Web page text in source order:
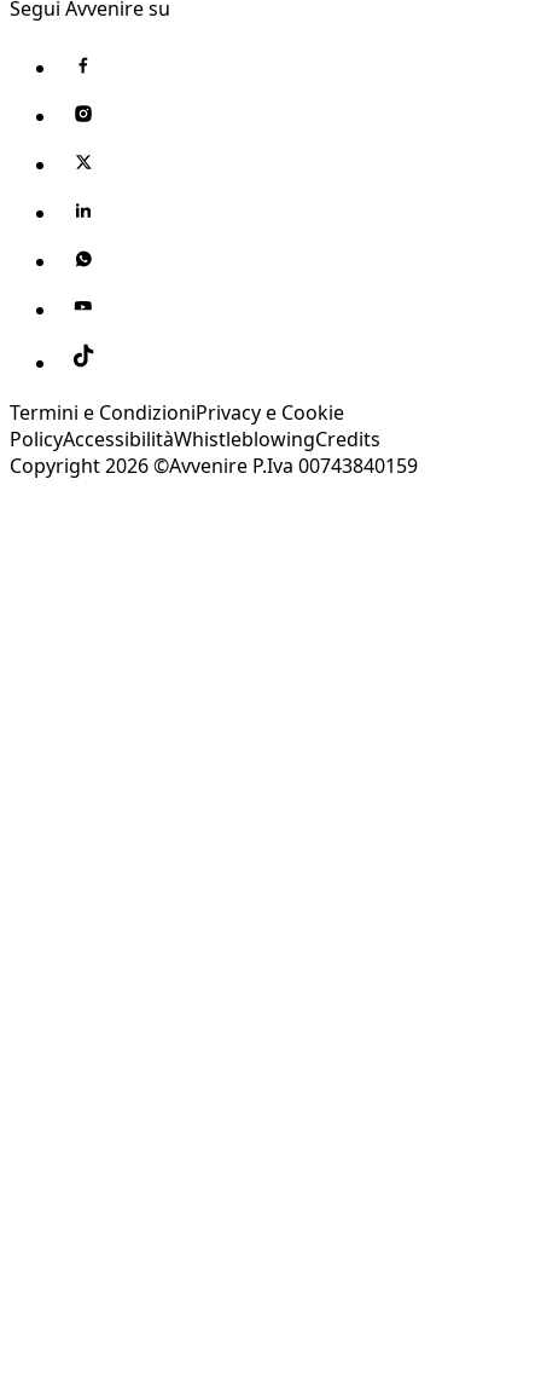
Segui Avvenire su
Termini e CondizioniPrivacy e Cookie
PolicyAccessibilitàWhistleblowingCredits
Copyright 2026 ©Avvenire P.Iva 00743840159